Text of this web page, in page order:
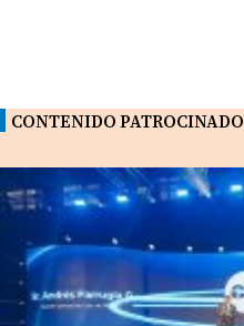
CONTENIDO PATROCINADO